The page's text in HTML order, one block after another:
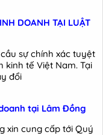
DOANH TẠI LUẬT
sự chính xác tuyệt
kinh tế Việt Nam. Tại
đổi
tại Lâm Đồng
xin cung cấp tới Quý